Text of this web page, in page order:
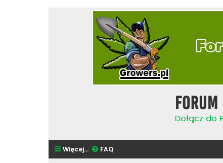
Dołącz do
Więcej… FAQ